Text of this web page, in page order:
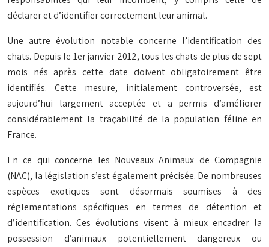
déclarer et d’identifier correctement leur animal.
Une autre évolution notable concerne l’identification des
chats. Depuis le 1er janvier 2012, tous les chats de plus de sept
mois nés après cette date doivent obligatoirement être
identifiés. Cette mesure, initialement controversée, est
aujourd’hui largement acceptée et a permis d’améliorer
considérablement la traçabilité de la population féline en
France.
En ce qui concerne les Nouveaux Animaux de Compagnie
(NAC), la législation s’est également précisée. De nombreuses
espèces exotiques sont désormais soumises à des
réglementations spécifiques en termes de détention et
d’identification. Ces évolutions visent à mieux encadrer la
possession d’animaux potentiellement dangereux ou